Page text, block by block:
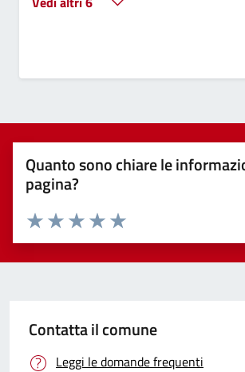
Quanto sono chiare le
pagina?
Valuta 5 stelle su 5
Valuta 4 stelle su 5
Valuta 3 stelle su 5
Valuta 2 stelle su 5
Valuta 1 stelle su 5
Contatta il comune
Leggi le domande frequenti